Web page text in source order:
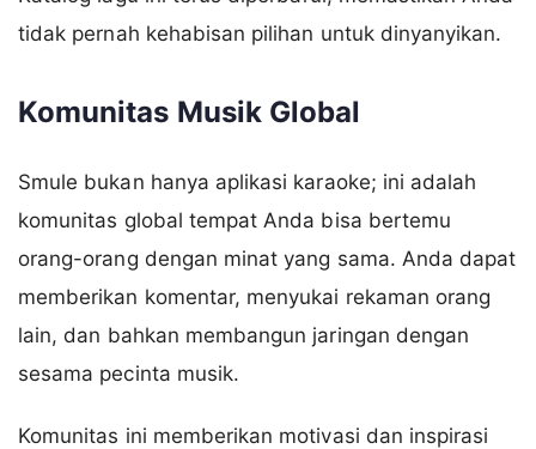
tidak pernah kehabisan pilihan untuk dinyanyikan.
Komunitas Musik Global
Smule bukan hanya aplikasi karaoke; ini adalah
komunitas global tempat Anda bisa bertemu
orang-orang dengan minat yang sama. Anda dapat
memberikan komentar, menyukai rekaman orang
lain, dan bahkan membangun jaringan dengan
sesama pecinta musik.
Komunitas ini memberikan motivasi dan inspirasi